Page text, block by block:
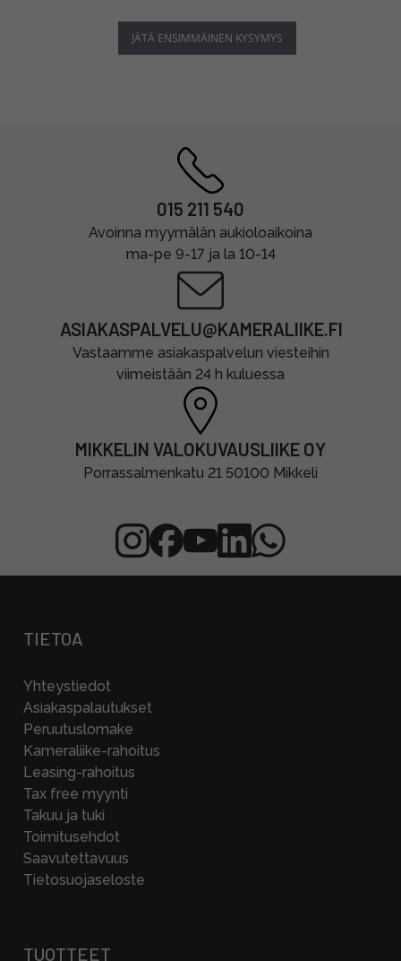
JÄTÄ ENSIMMÄINEN KYSYMYS
015 211 540
Avoinna myymälän aukioloaikoina
ma-pe 9-17 ja la 10-14
ASIAKASPALVELU@KAMERALIIKE.FI
Vastaamme asiakaspalvelun viesteihin
viimeistään 24 h kuluessa
MIKKELIN VALOKUVAUSLIIKE OY
Porrassalmenkatu 21 50100 Mikkeli
TIETOA
Yhteystiedot
Asiakaspalautukset
Peruutuslomake
Kameraliike-rahoitus
Leasing-rahoitus
Tax free myynti
Takuu ja tuki
Toimitusehdot
Saavutettavuus
Tietosuojaseloste
TUOTTEET